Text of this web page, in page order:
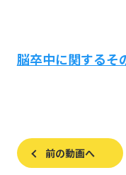
脳卒中に関するそ
前の動画へ